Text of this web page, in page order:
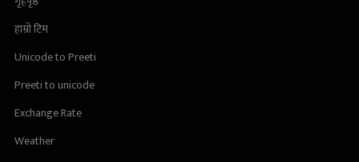
हाम्रो टिम
Unicode to Preeti
Preeti to unicode
Exchange Rate
Weather